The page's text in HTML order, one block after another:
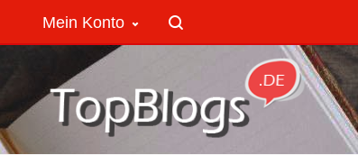
Mein Konto